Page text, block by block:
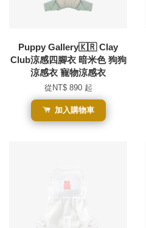
Puppy Gallery🇰🇷 Clay
Club涼感四腳衣 暗米色 狗狗
涼感衣 寵物涼感衣
從 NT$ 890 起
加入購物車